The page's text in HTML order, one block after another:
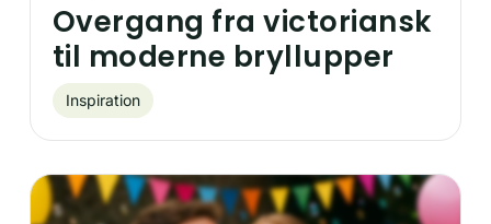
Overgang fra victoriansk
til moderne bryllupper
Inspiration